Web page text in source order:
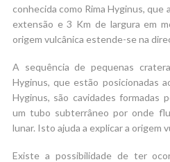
conhecida como Rima Hyginus,
extensão e 3 Km de largura em
origem vulcânica estende-se na
A sequência de pequenas
Hyginus, que estão posicionadas
Hyginus, são cavidades formadas
um tubo subterrâneo por onde
lunar. Isto ajuda a explicar a origem
Existe a possibilidade de ter